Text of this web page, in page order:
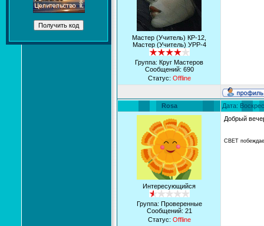
Мастер (Учитель) КР-12,
Мастер (Учитель) УРР-4
Группа: Круг Мастеров
Сообщений: 690
Статус: Offline
Rosa Дата:
Интересующийся
Группа: Проверенные
Сообщений: 21
Статус: Offline
Добрый
СВЕТ